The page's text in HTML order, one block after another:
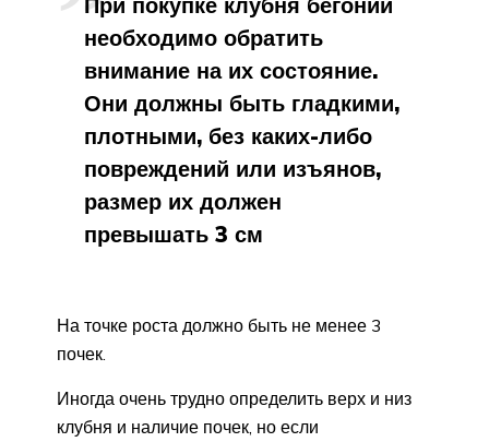
необходимо обратить
внимание на их состояние.
Они должны быть гладкими,
плотными, без каких-либо
повреждений или изъянов,
размер их должен
превышать 3 см
На точке роста должно быть не менее 3
почек.
Иногда очень трудно определить верх и низ
клубня и наличие почек, но если